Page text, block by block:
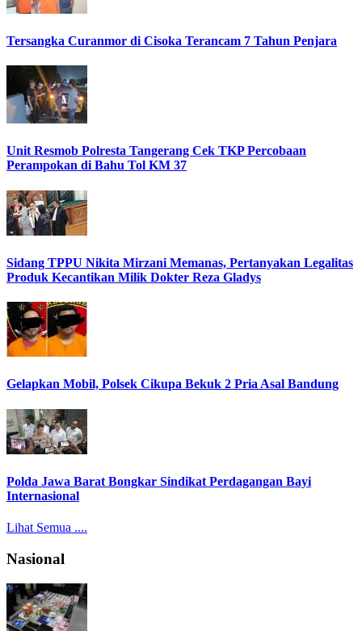
Tersangka Curanmor di Cisoka Terancam 7 Tahun Penjara
Unit Resmob Polresta Tangerang Cek TKP Percobaan
Perampokan di Bahu Tol KM 37
Sidang TPPU Nikita Mirzani Memanas, Pertanyakan Legalitas
Produk Kecantikan Milik Dokter Reza Gladys
Gelapkan Mobil, Polsek Cikupa Bekuk 2 Pria Asal Bandung
Polda Jawa Barat Bongkar Sindikat Perdagangan Bayi
Internasional
Lihat Semua ....
Nasional